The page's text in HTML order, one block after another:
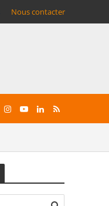
Nous contacter